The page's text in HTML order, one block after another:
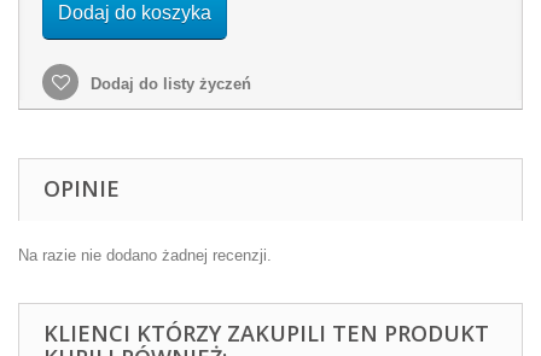
Dodaj do koszyka
Dodaj do listy życzeń
OPINIE
Na razie nie dodano żadnej recenzji.
KLIENCI KTÓRZY ZAKUPILI TEN PRODUKT